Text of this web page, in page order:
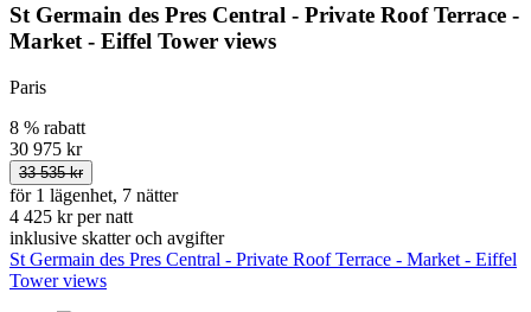
St Germain des Pres Central - Private Roof Terrace -
Market - Eiffel Tower views
Paris
8 % rabatt
30 975 kr
33 535 kr
för 1 lägenhet, 7 nätter
4 425 kr per natt
inklusive skatter och avgifter
St Germain des Pres Central - Private Roof Terrace - Market - Eiffel
Tower views